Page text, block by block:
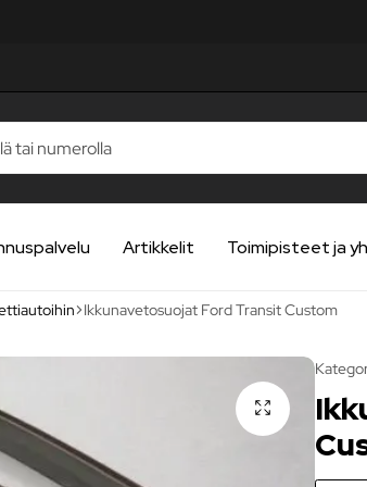
Artikkelit Toimipisteet ja
Ikkunavetosuojat Ford Transit Custom